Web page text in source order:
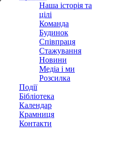
Наша історія та
цілі
Команда
Будинок
Співпраця
Стажування
Новини
Медіа і ми
Розсилка
Події
Бібліотека
Календар
Крамниця
Контакти